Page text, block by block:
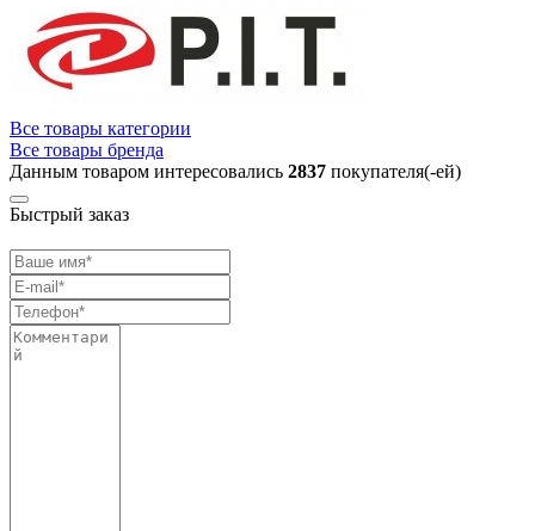
Все товары категории
Все товары бренда
Данным товаром интересовались 2837 покупателя(-ей)
Быстрый заказ